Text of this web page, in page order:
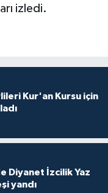
izledi.
Kur'an Kursu için
Diyanet İzcilik Yaz
yandı